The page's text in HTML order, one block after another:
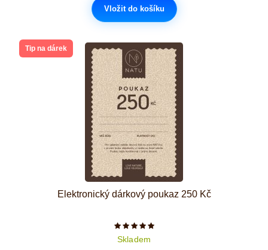
Vložit do košíku
Tip na dárek
Elektronický dárkový poukaz 250 Kč
Počet hvězdiček je 5 z 5
Skladem